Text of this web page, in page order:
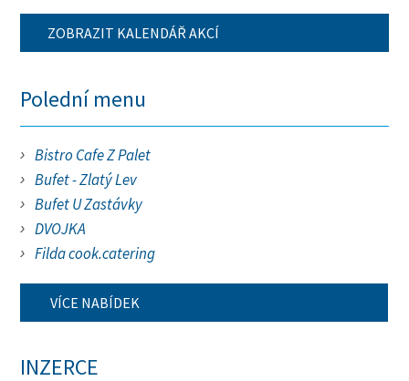
ZOBRAZIT KALENDÁŘ AKCÍ
Polední menu
Bistro Cafe Z Palet
Bufet - Zlatý Lev
Bufet U Zastávky
DVOJKA
Filda cook.catering
VÍCE NABÍDEK
INZERCE